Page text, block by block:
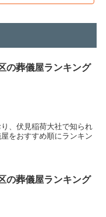
の葬儀屋ランキング
、伏見稲荷大社で知られ
をおすすめ順にランキン
の葬儀屋ランキング